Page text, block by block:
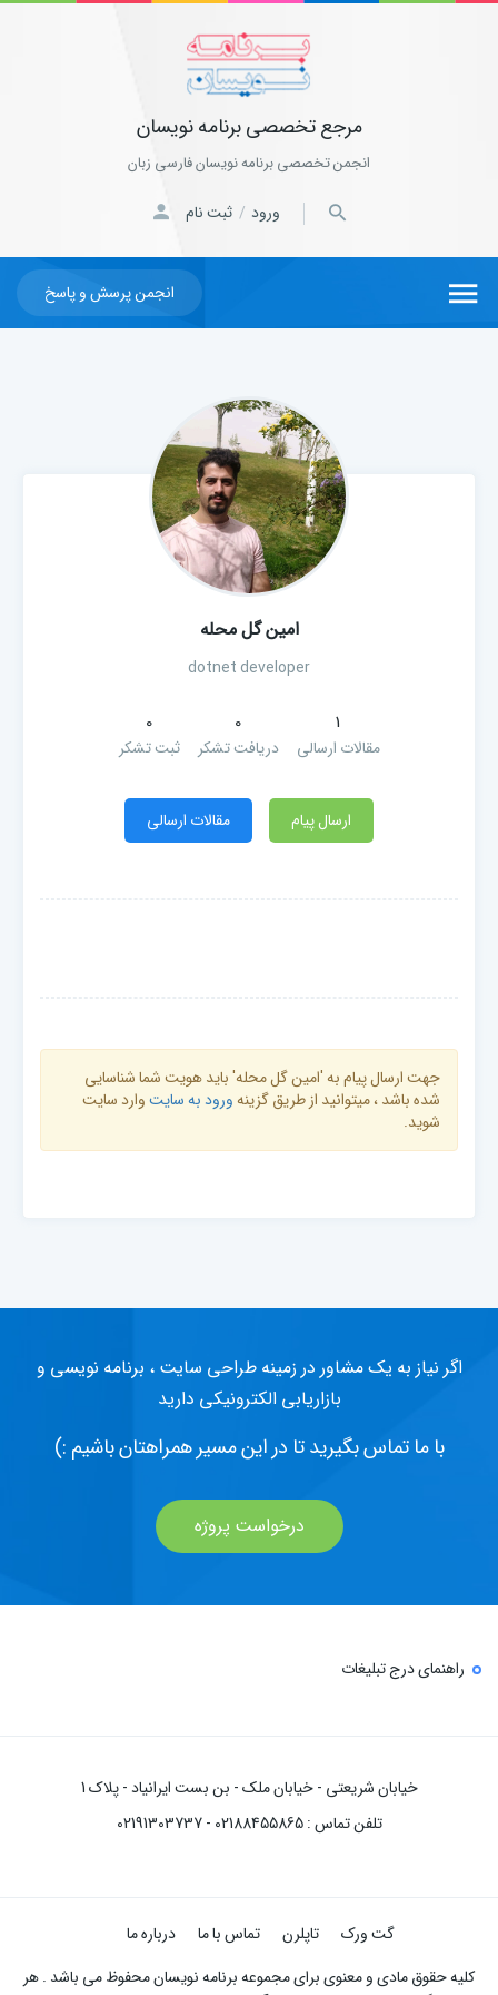
مرجع تخصصی برنامه نویسان
انجمن تخصصی برنامه نویسان فارسی زبان
ورود / ثبت نام
انجمن پرسش و پاسخ
امین گل محله
dotnet developer
0
ثبت تشکر
0
دریافت تشکر
1
مقالات ارسالی
ارسال پیام مقالات ارسالی
جهت ارسال پیام به 'امین گل محله' باید هویت شما شناسایی
شده باشد ، میتوانید از طریق گزینهورود به سایتوارد سایت
شوید.
اگر نیاز به یک مشاور در زمینه طراحی سایت ، برنامه نویسی و
بازاریابی الکترونیکی دارید
با ما تماس بگیرید تا در این مسیر همراهتان باشیم :)
درخواست پروژه
راهنمای درج تبلیغات
خیابان شریعتی - خیابان ملک - بن بست ایرانیاد - پلاک 1
تلفن تماس : 02188455865 - 02191303737
گت ورک تاپلرن تماس با ما
درباره ما
کلیه حقوق مادی و معنوی برای مجموعه برنامه نویسان محفوظ می باشد . هر